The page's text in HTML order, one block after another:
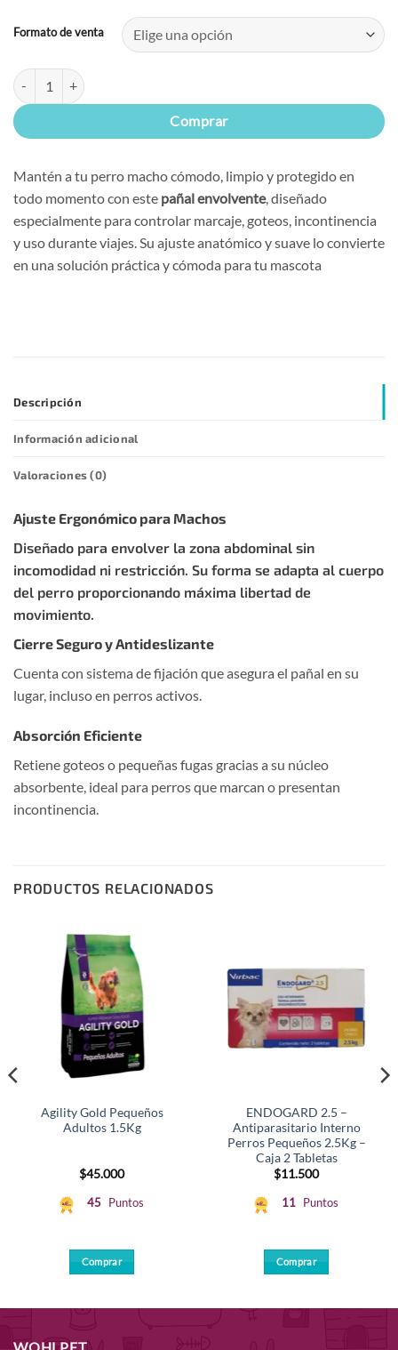
Formato de venta
PAÑAL PARA MACHO – Protección y Seguridad para tu Peludito -
Comprar
Mantén a tu perro macho cómodo, limpio y protegido en
todo momento con este pañal envolvente, diseñado
especialmente para controlar marcaje, goteos, incontinencia
y uso durante viajes. Su ajuste anatómico y suave lo convierte
en una solución práctica y cómoda para tu mascota
Descripción
Información adicional
Valoraciones (0)
Ajuste Ergonómico para Machos
Diseñado para envolver la zona abdominal sin
incomodidad ni restricción. Su forma se adapta al cuerpo
del perro proporcionando máxima libertad de
movimiento.
Cierre Seguro y Antideslizante
Cuenta con sistema de fijación que asegura el pañal en su
lugar, incluso en perros activos.
Absorción Eficiente
Retiene goteos o pequeñas fugas gracias a su núcleo
absorbente, ideal para perros que marcan o presentan
incontinencia.
PRODUCTOS RELACIONADOS
Agility Gold Pequeños
Adultos 1.5Kg
$45.000
45 Puntos
Comprar
ENDOGARD 2.5 –
Antiparasitario Interno
Perros Pequeños 2.5Kg –
Caja 2 Tabletas
$11.500
11 Puntos
Comprar